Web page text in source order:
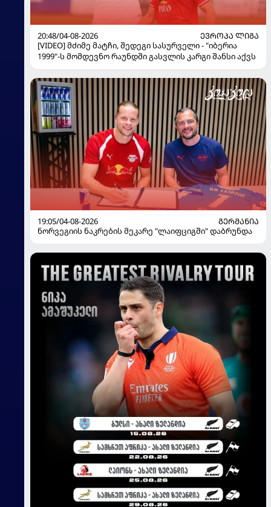
20:48/04-08-2026
ᲔᲕᲠᲝᲞᲐ ᲚᲘᲒᲐ
[VIDEO] მძიმე მატჩი, შედეგი სასურველი - "იბერია
1999"-ს მომდევნო რაუნდში გასვლის კარგი შანსი აქვს
19:05/04-08-2026
ᲒᲔᲠᲛᲐᲜᲘᲐ
ნორვეგიის ნაკრების მეკარე "ლაიფციგში" დაბრუნდა